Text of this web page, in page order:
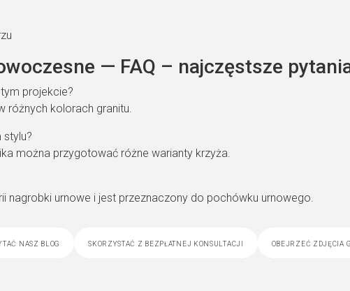
— FAQ – najczęstsze
projekcie?
różnych kolorach granitu.
stylu?
można przygotować różne warianty krzyża.
nagrobki urnowe i jest przeznaczony do pochówku urnowego.
nasz blog skorzystać z bezpłatnej konsultacji obejrzeć zdjęcia